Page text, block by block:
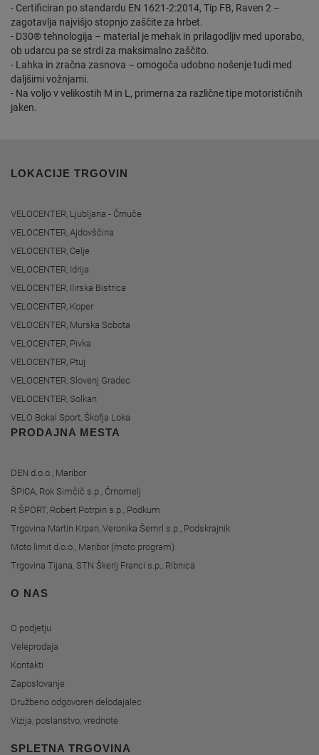
- Certificiran po standardu EN 1621-2:2014, Tip FB, Raven 2 –
zagotavlja najvišjo stopnjo zaščite za hrbet.
- D30® tehnologija – material je mehak in prilagodljiv med uporabo,
ob udarcu pa se strdi za maksimalno zaščito.
- Lahka in zračna zasnova – omogoča udobno nošenje tudi med
daljšimi vožnjami.
- Na voljo v velikostih M in L, primerna za različne tipe motorističnih
jaken.
LOKACIJE TRGOVIN
VELOCENTER, Ljubljana - Črnuče
VELOCENTER, Ajdovščina
VELOCENTER, Celje
VELOCENTER, Idrija
VELOCENTER, Ilirska Bistrica
VELOCENTER, Koper
VELOCENTER, Murska Sobota
VELOCENTER, Pivka
VELOCENTER, Ptuj
VELOCENTER, Slovenj Gradec
VELOCENTER, Solkan
VELO Bokal Sport, Škofja Loka
PRODAJNA MESTA
DEN d.o.o., Maribor
ŠPICA, Rok Simčič s.p., Črnomelj
R ŠPORT, Robert Potrpin s.p., Podkum
Trgovina Martin Krpan, Veronika Šemrl s.p., Podskrajnik
Moto limit d.o.o., Maribor (moto program)
Trgovina Tijana, STN Škerlj Franci s.p., Ribnica
O NAS
O podjetju
Veleprodaja
Kontakti
Zaposlovanje
Družbeno odgovoren delodajalec
Vizija, poslanstvo, vrednote
SPLETNA TRGOVINA